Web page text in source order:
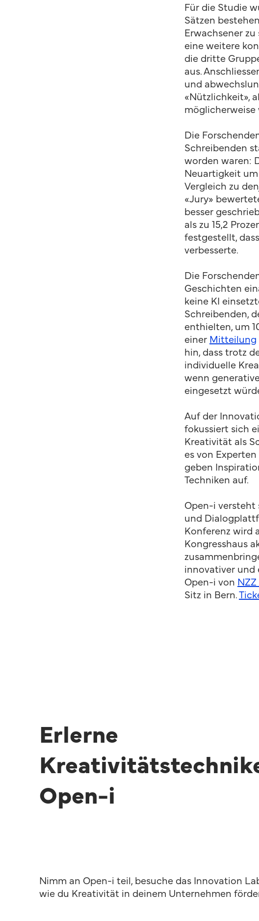
Für die Studie
Sätzen
Erwachsener
eine weitere
die dritte
aus.
und
«Nützlichkeit»,
Die
Schreibenden
worden waren:
Neuartigkeit um
Vergleich zu
«Jury»
besser
als zu 15,2
festgestellt,
verbesserte.
Die
Geschichten
keine KI
Schreibenden,
enthielten, um
einer Mitteilung
hin, dass trotz
individuelle
wenn
eingesetzt
Auf der
fokussiert sich
Kreativität als
es von
geben
Techniken auf.
Open-i versteht
und
Konferenz wird
Kongresshaus
innovativer und
Open-i von
Sitz in Bern.
Erlerne
Open-i
Nimm an Open-i teil, besuche das Innovation
wie du Kreativität in deinem Unternehmen